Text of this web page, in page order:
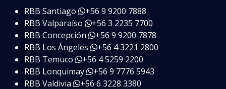
RBB Santiago
+56 9 9200 7888
RBB Valparaíso
+56 3 2235 7700
RBB Concepción
+56 9 9200 7878
RBB Los Ángeles
+56 4 3221 2800
RBB Temuco
+56 4 5259 2200
RBB Lonquimay
+56 9 7776 5943
RBB Valdivia
+56 6 3228 3380